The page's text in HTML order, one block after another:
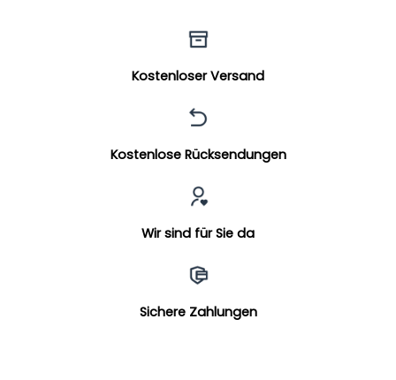
Kostenloser Versand
Kostenlose Rücksendungen
Wir sind für Sie da
Sichere Zahlungen